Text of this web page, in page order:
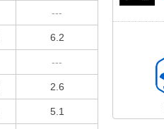
---
6.2
---
2.6
5.1